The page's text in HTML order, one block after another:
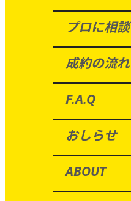
プロに相談
成約の流れ
F.A.Q
おしらせ
ABOUT